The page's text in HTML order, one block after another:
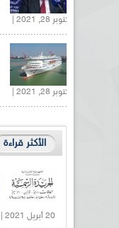
أكتوبر 28, 2021 |
أكتوبر 28, 2021 |
الأكثر قراءة
20 أبريل 2021 |